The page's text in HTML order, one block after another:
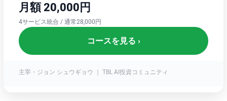
月額 20,000円
4サービス統合 / 通常28,000円
コースを見る ›
主宰・ジョン シュウギョウ ｜ TBL AI投資コミュニティ